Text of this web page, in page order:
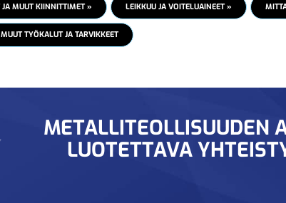
JA MUUT KIINNITTIMET » LEIKKUU JA VOITELUAINEET »
MUUT TYÖKALUT JA TARVIKKEET
METALLITEOLLISUUDEN
LUOTETTAVA